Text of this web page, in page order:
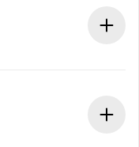
e ti proporremo